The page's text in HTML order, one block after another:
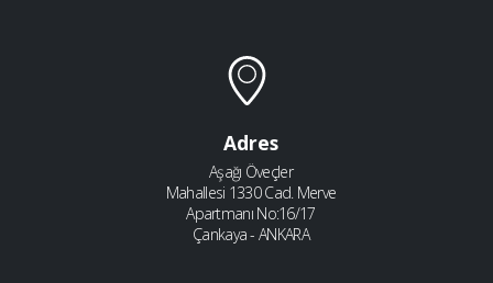
Adres
Aşağı Öveçler
Mahallesi 1330 Cad. Merve
Apartmanı No:16/17
Çankaya - ANKARA